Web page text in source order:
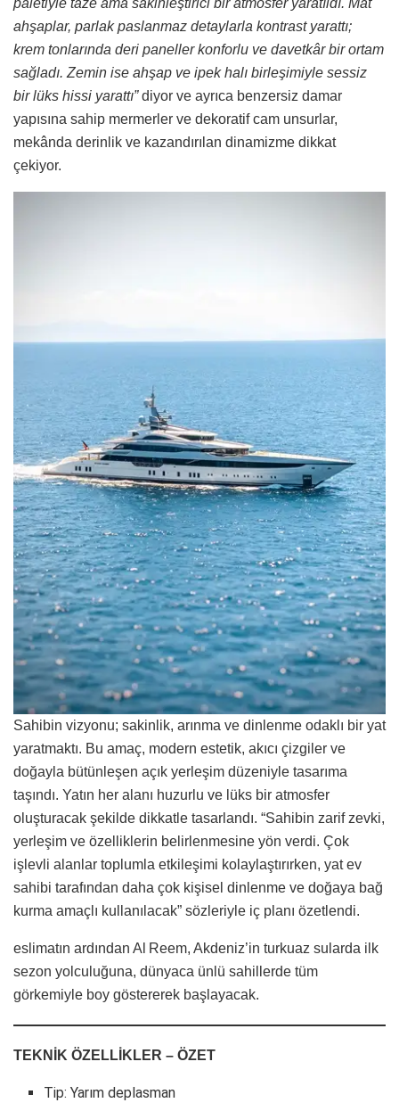
paletiyle taze ama sakinleştirici bir atmosfer yaratıldı. Mat
ahşaplar, parlak paslanmaz detaylarla kontrast yarattı;
krem tonlarında deri paneller konforlu ve davetkâr bir ortam
sağladı. Zemin ise ahşap ve ipek halı birleşimiyle sessiz
bir lüks hissi yarattı”diyor ve ayrıca benzersiz damar
yapısına sahip mermerler ve dekoratif cam unsurlar,
mekânda derinlik ve kazandırılan dinamizme dikkat
çekiyor.
Sahibin vizyonu; sakinlik, arınma ve dinlenme odaklı bir yat
yaratmaktı. Bu amaç, modern estetik, akıcı çizgiler ve
doğayla bütünleşen açık yerleşim düzeniyle tasarıma
taşındı. Yatın her alanı huzurlu ve lüks bir atmosfer
oluşturacak şekilde dikkatle tasarlandı. “Sahibin zarif zevki,
yerleşim ve özelliklerin belirlenmesine yön verdi. Çok
işlevli alanlar toplumla etkileşimi kolaylaştırırken, yat ev
sahibi tarafından daha çok kişisel dinlenme ve doğaya bağ
kurma amaçlı kullanılacak” sözleriyle iç planı özetlendi.
eslimatın ardından Al Reem, Akdeniz’in turkuaz sularda ilk
sezon yolculuğuna, dünyaca ünlü sahillerde tüm
görkemiyle boy göstererek başlayacak.
TEKNİK ÖZELLİKLER – ÖZET
Tip: Yarım deplasman